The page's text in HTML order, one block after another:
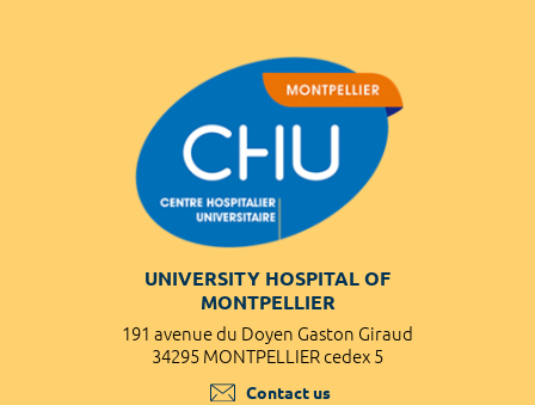
UNIVERSITY HOSPITAL OF
MONTPELLIER
191 avenue du Doyen Gaston Giraud
34295 MONTPELLIER cedex 5
Contact us